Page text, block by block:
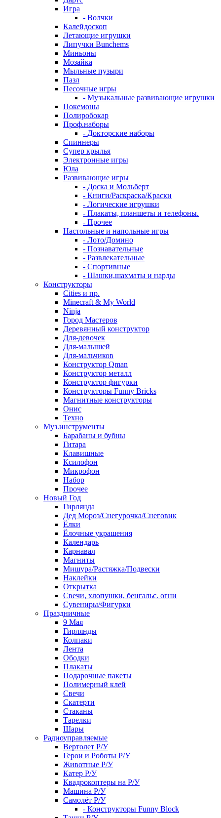
Игра
- Волчки
Калейдоскоп
Летающие игрушки
Липучки Bunchems
Миньоны
Мозайка
Мыльные пузыри
Пазл
Песочные игры
- Музыкальные развивающие игрушки
Покемоны
Полиробокар
Проф.наборы
- Докторские наборы
Спиннеры
Супер крылья
Электронные игры
Юла
Развивающие игры
- Доска и Мольберт
- Книги/Раскраска/Краски
- Логические игрушки
- Плакаты, планшеты и телефоны.
- Прочее
Настольные и напольные игры
- Лото/Домино
- Познавательные
- Развлекательные
- Спортивные
- Шашки,шахматы и нарды
Конструкторы
Cities и пр.
Minecraft & My World
Ninja
Город Мастеров
Деревянный конструктор
Для-девочек
Для-малышей
Для-мальчиков
Конструктор Qman
Конструктор металл
Конструктор фигурки
Конструкторы Funny Bricks
Магнитные конструкторы
Онис
Техно
Муз.инструменты
Барабаны и бубны
Гитара
Клавишные
Ксилофон
Микрофон
Набор
Прочее
Новый Год
Гирлянда
Дед Мороз/Снегурочка/Снеговик
Ёлки
Ёлочные украшения
Календарь
Карнавал
Магниты
Мишура/Растяжка/Подвески
Наклейки
Открытка
Свечи, хлопушки, бенгальс. огни
Сувениры/Фигурки
Праздничные
9 Мая
Гирлянды
Колпаки
Лента
Ободки
Плакаты
Подарочные пакеты
Полимерный клей
Свечи
Скатерти
Стаканы
Тарелки
Шары
Радиоуправляемые
Вертолет Р/У
Герои и Роботы Р/У
Животные Р/У
Катер Р/У
Квадрокоптеры на Р/У
Машина Р/У
Самолёт Р/У
- Конструкторы Funny Block